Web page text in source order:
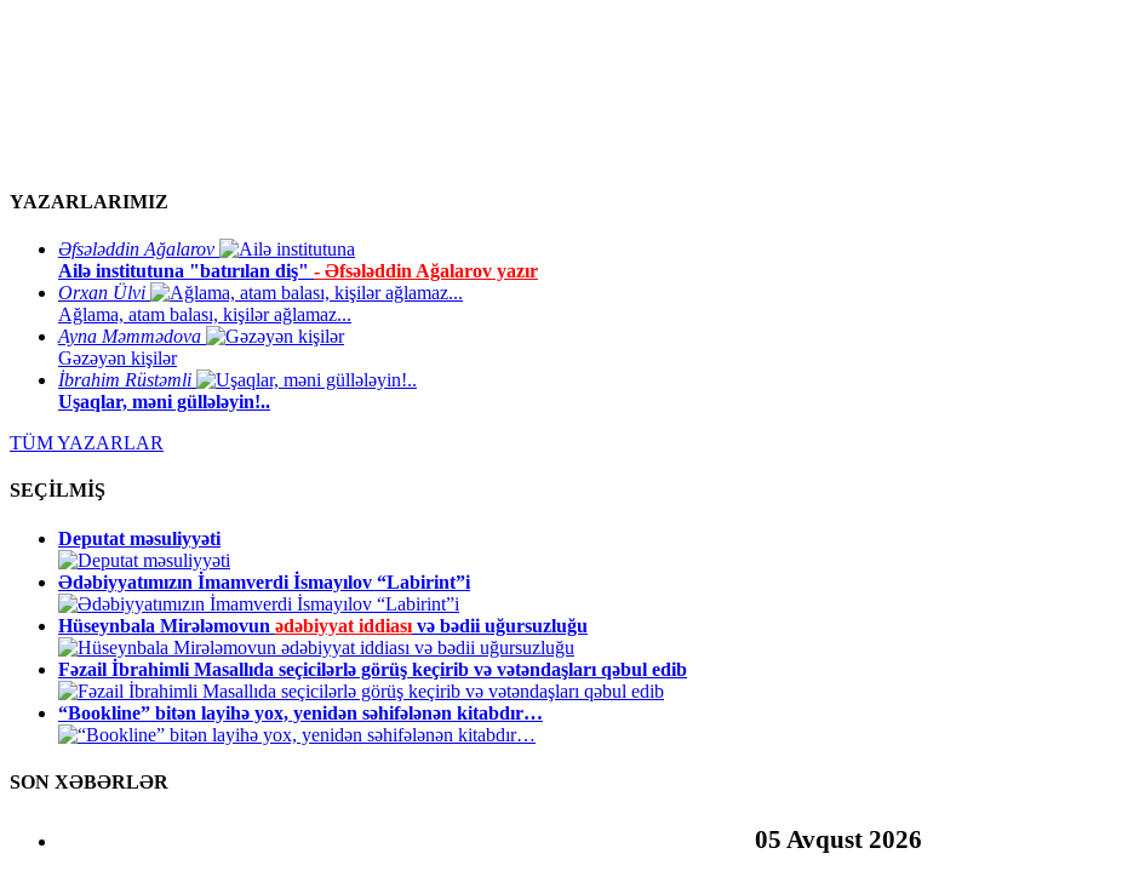
YAZARLARIMIZ
Əfsələddin Ağalarov
Ailə institutuna "batırılan diş" - Əfsələddin Ağalarov yazır
Orxan Ülvi
Ağlama, atam balası, kişilər ağlamaz...
Ayna Məmmədova
Gəzəyən kişilər
İbrahim Rüstəmli
Uşaqlar, məni güllələyin!..
TÜM YAZARLAR
SEÇİLMİŞ
Deputat məsuliyyəti
Ədəbiyyatımızın İmamverdi İsmayılov “Labirint”i
Hüseynbala Mirələmovun ədəbiyyat iddiası və bədii uğursuzluğu
Fəzail İbrahimli Masallıda seçicilərlə görüş keçirib və vətəndaşları qəbul edib
“Bookline” bitən layihə yox, yenidən səhifələnən kitabdır…
SON XƏBƏRLƏR
05 Avqust 2026